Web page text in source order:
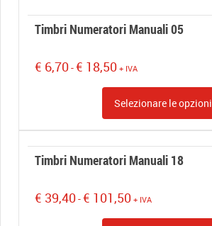
€ 17,60
Timbri Numeratori Manuali 05
€ 6,70-€ 18,50Fascia
da
€ 6,70
€ 18,50
+ IVA
Selezionare le opzioni
Timbri Numeratori Manuali 18
€ 39,40-€ 101,50Fascia
+ IVA